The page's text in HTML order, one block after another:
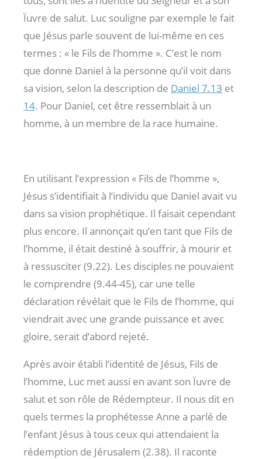
Ïuvre de salut. Luc souligne par exemple le fait
que Jésus parle souvent de lui-même en ces
termes : « le Fils de l’homme ». C’est le nom
que donne Daniel à la personne qu’il voit dans
sa vision, selon la description de Daniel 7.13 et
14. Pour Daniel, cet être ressemblait à un
homme, à un membre de la race humaine.
En utilisant l’expression « Fils de l’homme »,
Jésus s’identifiait à l’individu que Daniel avait vu
dans sa vision prophétique. Il faisait cependant
plus encore. Il annonçait qu’en tant que Fils de
l’homme, il était destiné à souffrir, à mourir et
à ressusciter (9.22). Les disciples ne pouvaient
le comprendre (9.44-45), car une telle
déclaration révélait que le Fils de l’homme, qui
viendrait avec une grande puissance et avec
gloire, serait d’abord rejeté.
Après avoir établi l’identité de Jésus, Fils de
l’homme, Luc met aussi en avant son Ïuvre de
salut et son rôle de Rédempteur. Il nous dit en
quels termes la prophétesse Anne a parlé de
l’enfant Jésus à tous ceux qui attendaient la
rédemption de Jérusalem (2.38). Il raconte